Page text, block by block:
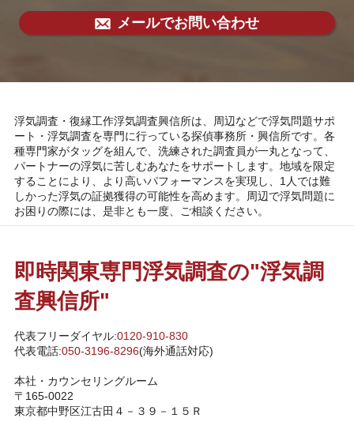
メールでお問い合わせ
浮気調査・復縁工作浮気調査興信所は、周辺などで浮気問題サポ
ート・浮気調査を専門に行っている探偵事務所・興信所です。各
種専門家がタッグを組んで、洗練された調査員が一丸となって、
パートナーの浮気に苦しむあなたをサポートします。地域を限定
することにより、より高いパフォーマンスを実現し、1人では難
しかった浮気の証拠獲得の可能性を高めます。周辺で浮気問題に
お困りの際には、是非とも一度、ご相談ください。
即時関東専門浮気調査の"浮気調
査興信所"
代表フリーダイヤル:0120-910-830
代表電話:050-3196-8296(海外通話対応)
本社・カウンセリングルーム
〒165-0022
東京都中野区江古田４－３９－１５Ｒ